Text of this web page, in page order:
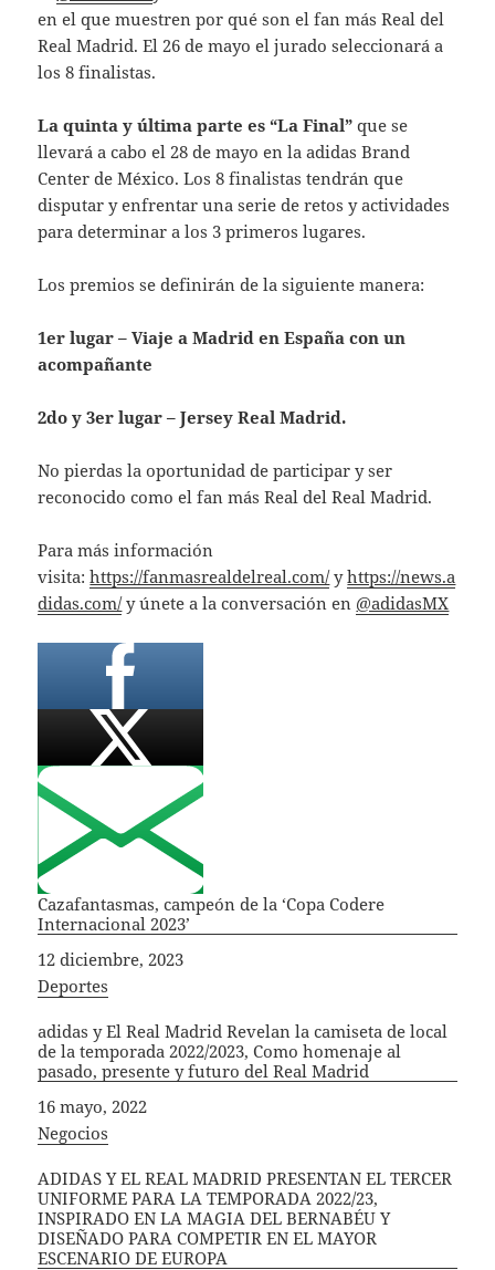
en el que muestren por qué son el fan más Real del
Real Madrid. El 26 de mayo el jurado seleccionará a
los 8 finalistas.
La quinta y última parte es “La Final” que se
llevará a cabo el 28 de mayo en la adidas Brand
Center de México. Los 8 finalistas tendrán que
disputar y enfrentar una serie de retos y actividades
para determinar a los 3 primeros lugares.
Los premios se definirán de la siguiente manera:
1er lugar – Viaje a Madrid en España con un
acompañante
2do y 3er lugar – Jersey Real Madrid.
No pierdas la oportunidad de participar y ser
reconocido como el fan más Real del Real Madrid.
Para más información
visita:https://fanmasrealdelreal.com/yhttps://news.a
didas.com/y únete a la conversación en @adidasMX
Cazafantasmas, campeón de la ‘Copa Codere
Internacional 2023’
Fecha
12 diciembre, 2023
In relation to
Deportes
adidas y El Real Madrid Revelan la camiseta de local
de la temporada 2022/2023, Como homenaje al
pasado, presente y futuro del Real Madrid
Fecha
16 mayo, 2022
In relation to
Negocios
ADIDAS Y EL REAL MADRID PRESENTAN EL TERCER
UNIFORME PARA LA TEMPORADA 2022/23,
INSPIRADO EN LA MAGIA DEL BERNABÉU Y
DISEÑADO PARA COMPETIR EN EL MAYOR
ESCENARIO DE EUROPA